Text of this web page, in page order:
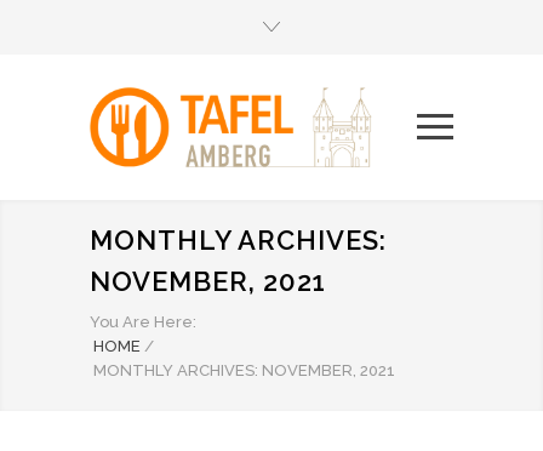
MONTHLY ARCHIVES:
NOVEMBER, 2021
You Are Here:
HOME /
MONTHLY ARCHIVES: NOVEMBER, 2021